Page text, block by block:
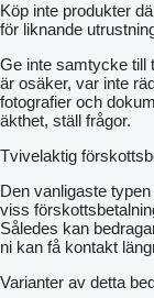
Köp inte produkter
för liknande
Ge inte samtycke till
är osäker, var inte
fotografier och
äkthet, ställ frågor.
Tvivelaktig
Den vanligaste
viss
Således kan
ni kan få kontakt
Varianter av detta